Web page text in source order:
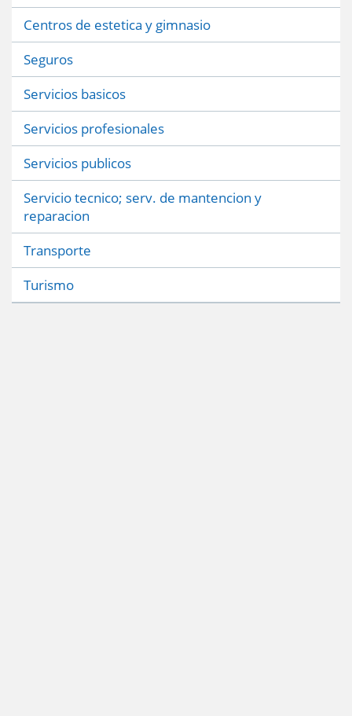
Centros de estetica y gimnasio
Seguros
Servicios basicos
Servicios profesionales
Servicios publicos
Servicio tecnico; serv. de mantencion y
reparacion
Transporte
Turismo